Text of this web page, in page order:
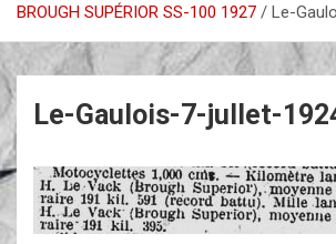
BROUGH SUPÉRIOR SS-100 1927
Le-
Le-Gaulois-7-jullet-